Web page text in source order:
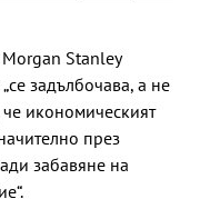
Stanley
задълбочава, а не
икономическият
през
забавяне на